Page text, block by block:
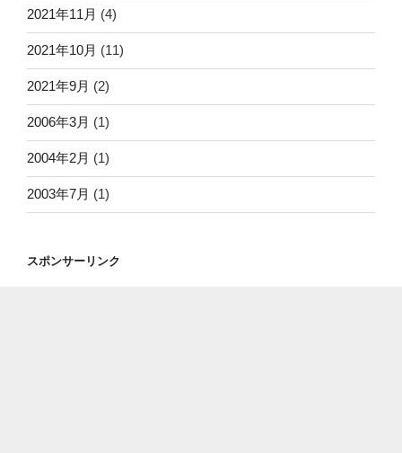
2021年11月 (4)
2021年10月 (11)
2021年9月 (2)
2006年3月 (1)
2004年2月 (1)
2003年7月 (1)
スポンサーリンク